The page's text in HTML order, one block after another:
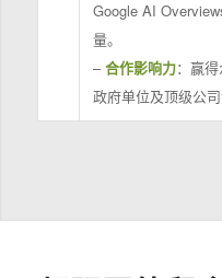
Google AI
量。
–合作影响力：赢
政府单位及顶级公司